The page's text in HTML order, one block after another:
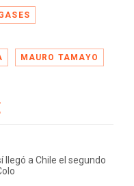
MAURO TAMAYO
llegó a Chile el segundo